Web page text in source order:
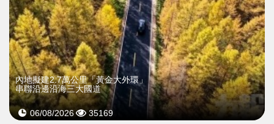
內地擬建2.7萬公里「黃金大外環」
串聯沿邊沿海三大國道
06/08/2026 35169